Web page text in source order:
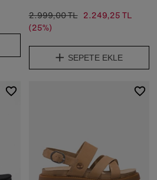
2.999,00 TL
2.249,25 TL
(25%)
SEPETE EKLE